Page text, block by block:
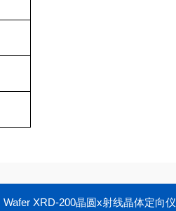
Wafer XRD-200晶圆x射线晶体定向仪分拣系统Wafer XRD